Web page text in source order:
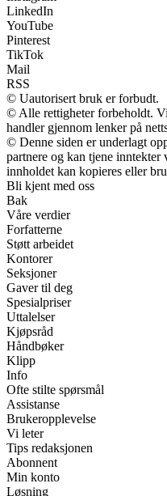
LinkedIn
YouTube
Pinterest
TikTok
Mail
RSS
© Uautorisert bruk er forbudt.
© Alle rettigheter forbeholdt.
handler gjennom lenker på
© Denne siden er underlagt
partnere og kan tjene
innholdet kan kopieres eller
Bli kjent med oss
Bak
Våre verdier
Forfatterne
Støtt arbeidet
Kontorer
Seksjoner
Gaver til deg
Spesialpriser
Uttalelser
Kjøpsråd
Håndbøker
Klipp
Info
Ofte stilte spørsmål
Assistanse
Brukeropplevelse
Vi leter
Tips redaksjonen
Abonnent
Min konto
Løsning